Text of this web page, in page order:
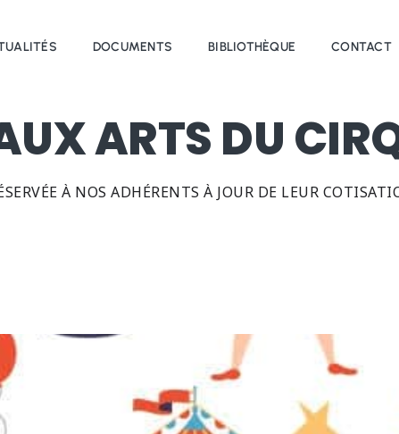
DOCUMENTS BIBLIOTHÈQUE CONTACT
ARTS DU
À NOS ADHÉRENTS À JOUR DE LEUR